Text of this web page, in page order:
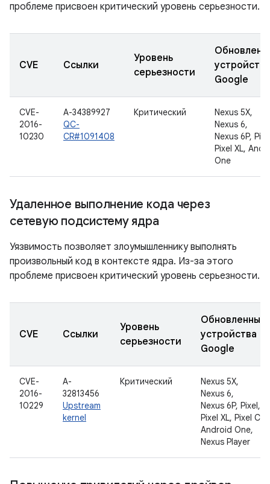
проблеме присвоен критический уровень серьезности.
CVE Ссылки
Уровень
серьезности
устройства
Google
CVE-
2016-
10230
A-34389927
QC-
CR#1091408
Критический
Nexus 5X,
Nexus 6,
Nexus 6P,
Pixel XL,
One
Удаленное выполнение кода через
сетевую подсистему ядра
Уязвимость позволяет злоумышленнику выполнять
произвольный код в контексте ядра. Из-за этого
проблеме присвоен критический уровень серьезности.
CVE Ссылки
Уровень
серьезности
Обновленные
устройства
Google
CVE-
2016-
10229
A-
32813456
Upstream
kernel
Критический
Nexus 5X,
Nexus 6,
Nexus 6P, Pixel,
Pixel XL, Pixel C,
Android One,
Nexus Player